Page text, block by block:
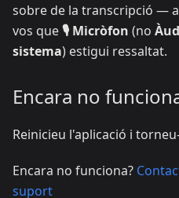
sobre de la transcripció —
vos que🎙️ Micròfon (no
sistema) estigui ressaltat.
Encara no
Reinicieu l'aplicació i
Encara no funciona?
suport